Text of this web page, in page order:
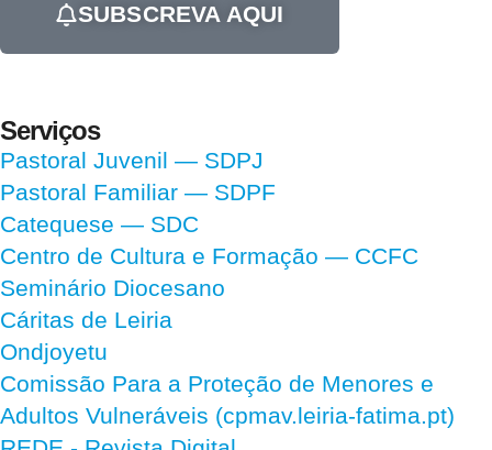
SUBSCREVA AQUI
Serviços
Pastoral Juvenil — SDPJ
Pastoral Familiar — SDPF
Catequese — SDC
Centro de Cultura e Formação — CCFC
Seminário Diocesano
Cáritas de Leiria
Ondjoyetu
Comissão Para a Proteção de Menores e
Adultos Vulneráveis (cpmav.leiria-fatima.pt)